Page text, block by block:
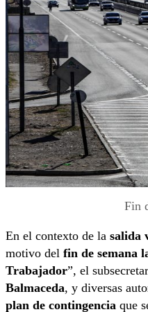
Fin
En el contexto de la salida
motivo del fin de semana
Trabajador”, el
Balmaceda, y diversas
plan de contingencia que